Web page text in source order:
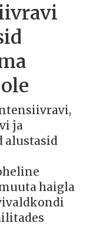
ja
alustasid
haigla